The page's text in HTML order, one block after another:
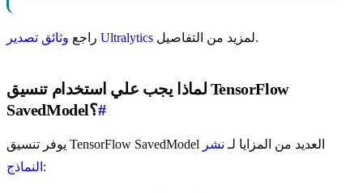
راجع وثائق تصدير Ultralytics لمزيد من التفاصيل.
لماذا يجب علي استخدام تنسيق TensorFlow
SavedModel؟#
يوفر تنسيق TensorFlow SavedModel العديد من المزايا لـ نشر
النماذج :